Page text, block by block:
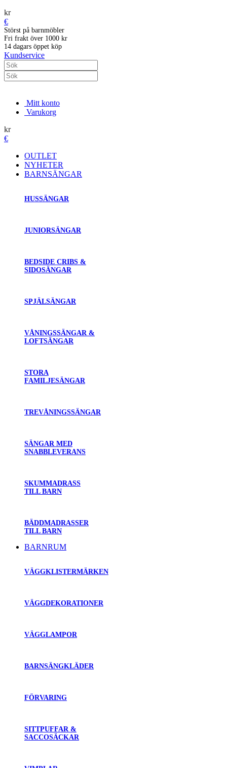
kr
€
Störst på barnmöbler
Fri frakt över 1000 kr
14 dagars öppet köp
Kundservice
Mitt konto
Varukorg
kr
€
OUTLET
NYHETER
BARNSÄNGAR
HUSSÄNGAR
JUNIORSÄNGAR
BEDSIDE CRIBS &
SIDOSÄNGAR
SPJÄLSÄNGAR
VÅNINGSSÄNGAR &
LOFTSÄNGAR
STORA
FAMILJESÄNGAR
TREVÅNINGSSÄNGAR
SÄNGAR MED
SNABBLEVERANS
SKUMMADRASS
TILL BARN
BÄDDMADRASSER
TILL BARN
BARNRUM
VÄGGKLISTERMÄRKEN
VÄGGDEKORATIONER
VÄGGLAMPOR
BARNSÄNGKLÄDER
FÖRVARING
SITTPUFFAR &
SACCOSÄCKAR